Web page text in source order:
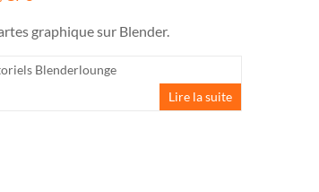
graphique sur Blender.
Blenderlounge
Lire la suite